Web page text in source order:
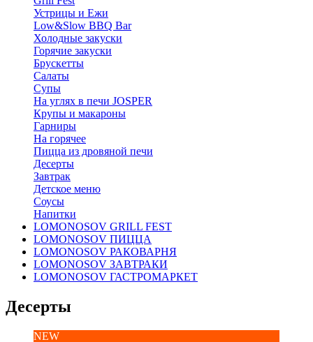
Устрицы и Ежи
Low&Slow BBQ Bar
Холодные закуски
Горячие закуски
Брускетты
Салаты
Супы
На углях в печи JOSPER
Крупы и макароны
Гарниры
На горячее
Пицца из дровяной печи
Десерты
Завтрак
Детское меню
Соусы
Напитки
LOMONOSOV GRILL FEST
LOMONOSOV ПИЦЦА
LOMONOSOV РАКОВАРНЯ
LOMONOSOV ЗАВТРАКИ
LOMONOSOV ГАСТРОМАРКЕТ
Десерты
NEW